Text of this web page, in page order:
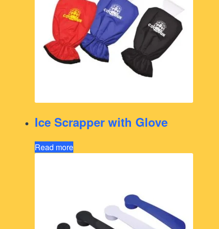
Ice Scrapper with Glove
Read more